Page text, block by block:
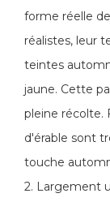
forme réelle
réalistes, leur
teintes
jaune. Cette
pleine récolte.
d'érable sont
touche
2. Largement